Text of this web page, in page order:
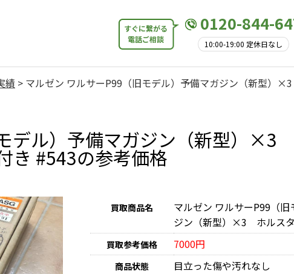
0120-844-
10:00-19:00 定休日なし
すぐに繋がる
電話ご相談
績 > マルゼン ワルサーP99（旧モデル）予備マガジン（新型）
デル）予備マガジン（新型）×3
き #543の参考価格
買取商品名
マルゼン ワルサーP99（
ジン（新型）×3 ホルス
買取参考価格 7000円
商品状態 目立った傷や汚れなし